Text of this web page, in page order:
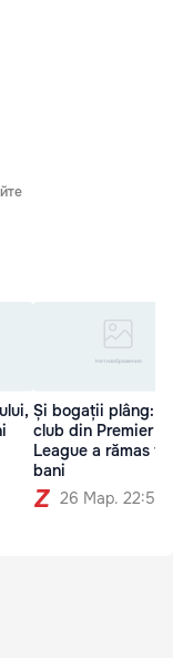
Și bogații plâng:
club din Premier
League a rămas
bani
26 Мар. 22:54